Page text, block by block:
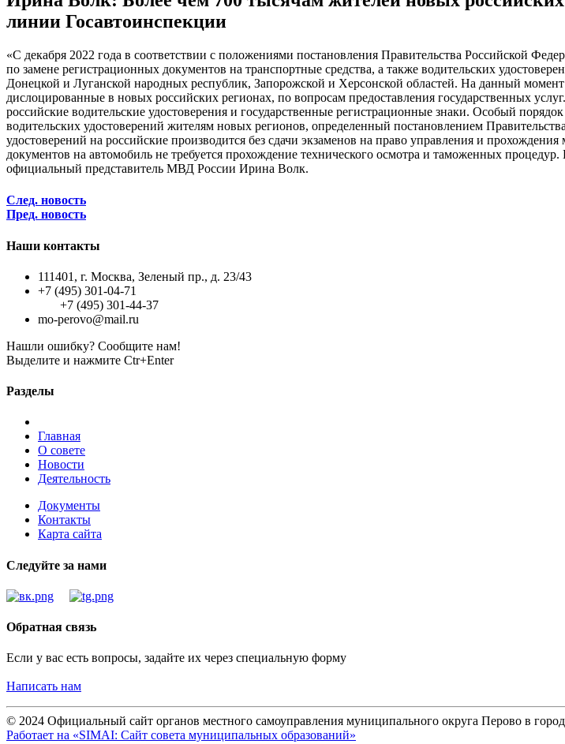
линии Госавтоинспекции
«С декабря 2022 года в соответствии с положениями постановления Правительства Российской
по замене регистрационных документов на транспортные средства, а также водительских
Донецкой и Луганской народных республик, Запорожской и Херсонской областей. На данный момент
дислоцированные в новых российских регионах, по вопросам предоставления государственных
российские водительские удостоверения и государственные регистрационные знаки. Особый
водительских удостоверений жителям новых регионов, определенный постановлением
удостоверений на российские производится без сдачи экзаменов на право управления и
документов на автомобиль не требуется прохождение технического осмотра и таможенных
официальный представитель МВД России Ирина Волк.
След. новость
Пред. новость
Наши контакты
111401, г. Москва, Зеленый пр., д. 23/43
+7 (495) 301-04-71
+7 (495) 301-44-37
mo-perovo@mail.ru
Нашли ошибку? Сообщите нам!
Выделите и нажмите Ctr+Enter
Разделы
Главная
О совете
Новости
Деятельность
Документы
Контакты
Карта сайта
Следуйте за нами
Обратная связь
Если у вас есть вопросы, задайте их через специальную форму
Написать нам
© 2024 Официальный сайт органов местного самоуправления муниципального округа Перово в
Работает на «SIMAI: Сайт совета муниципальных образований»